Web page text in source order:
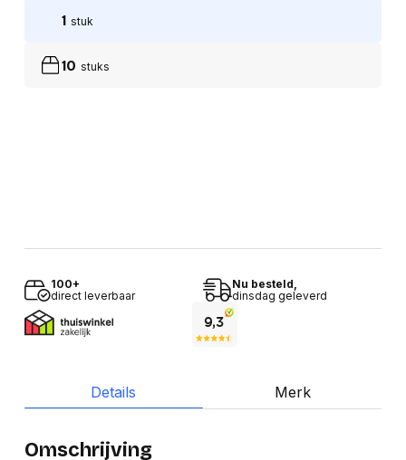
1 stuk
10 stuks
100+
direct leverbaar
Nu besteld,
dinsdag geleverd
Details Merk
Omschrijving